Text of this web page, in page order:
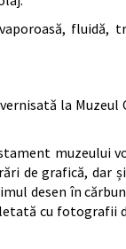
fluidă,
la Muzeul
muzeului
de grafică, dar
desen în
cu fotografii